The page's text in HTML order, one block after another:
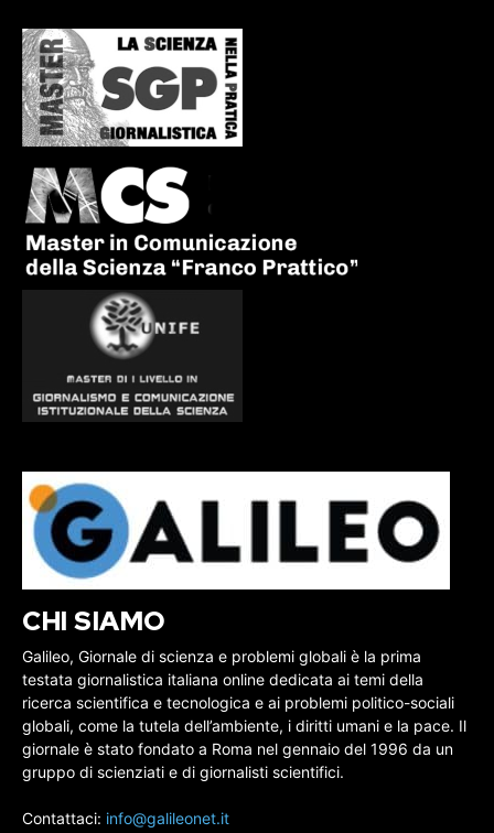
CHI SIAMO
Galileo, Giornale di scienza e problemi globali è la prima
testata giornalistica italiana online dedicata ai temi della
ricerca scientifica e tecnologica e ai problemi politico-sociali
globali, come la tutela dell’ambiente, i diritti umani e la pace. Il
giornale è stato fondato a Roma nel gennaio del 1996 da un
gruppo di scienziati e di giornalisti scientifici.
Contattaci: info@galileonet.it